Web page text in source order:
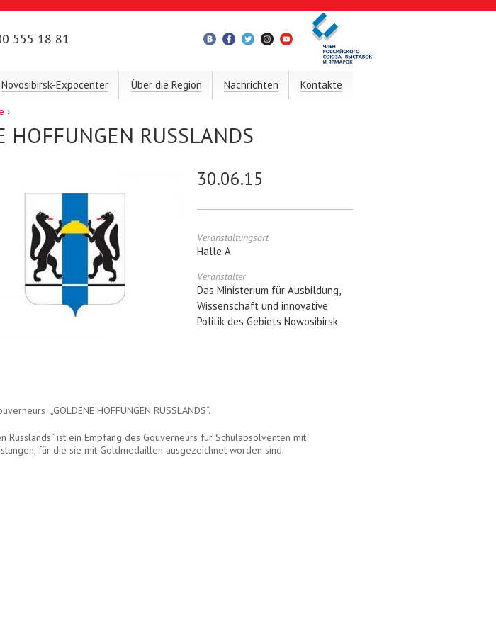
555 18 81
Novosibirsk-Expocenter Über die Region Nachrichten Kontakte
›
HOFFUNGEN RUSSLANDS
30.06.15
Veranstaltungsort
Halle A
Veranstalter
Das Ministerium für Ausbildung,
Wissenschaft und innovative
Politik des Gebiets Nowosibirsk
„GOLDENE HOFFUNGEN RUSSLANDS“.
Russlands“ ist ein Empfang des Gouverneurs für Schulabsolventen mit
für die sie mit Goldmedaillen ausgezeichnet worden sind.